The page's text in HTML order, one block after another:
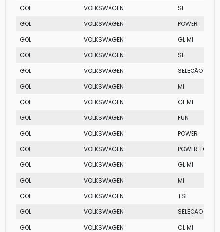
GOL
VOLKSWAGEN
SE
GOL
VOLKSWAGEN
POWER
GOL
VOLKSWAGEN
GL MI
GOL
VOLKSWAGEN
SE
GOL
VOLKSWAGEN
SELEÇÃO
GOL
VOLKSWAGEN
MI
GOL
VOLKSWAGEN
GL MI
GOL
VOLKSWAGEN
FUN
GOL
VOLKSWAGEN
POWER
GOL
VOLKSWAGEN
POWER TOTAL
GOL
VOLKSWAGEN
GL MI
GOL
VOLKSWAGEN
MI
GOL
VOLKSWAGEN
TSI
GOL
VOLKSWAGEN
SELEÇÃO
GOL
VOLKSWAGEN
CL MI